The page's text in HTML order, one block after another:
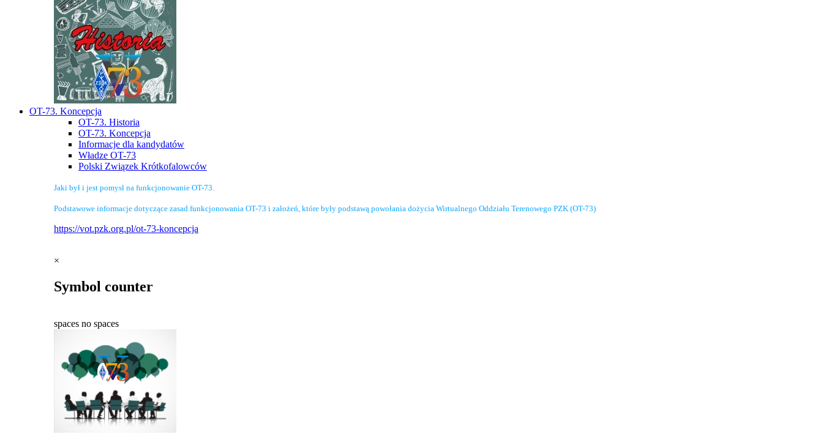
OT-73. Koncepcja
OT-73. Historia
OT-73. Koncepcja
Informacje dla kandydatów
Władze OT-73
Polski Związek Krótkofalowców
Jaki był i jest pomysł na funkcjonowanie OT-73.
Podstawowe informacje dotyczące zasad funkcjonowania OT-73 i założeń, które były podstawą powołania dożycia Wirtualnego Oddziału Terenowego PZK (OT-73)
https://vot.pzk.org.pl/ot-73-koncepcja
×
Symbol counter
spaces no spaces